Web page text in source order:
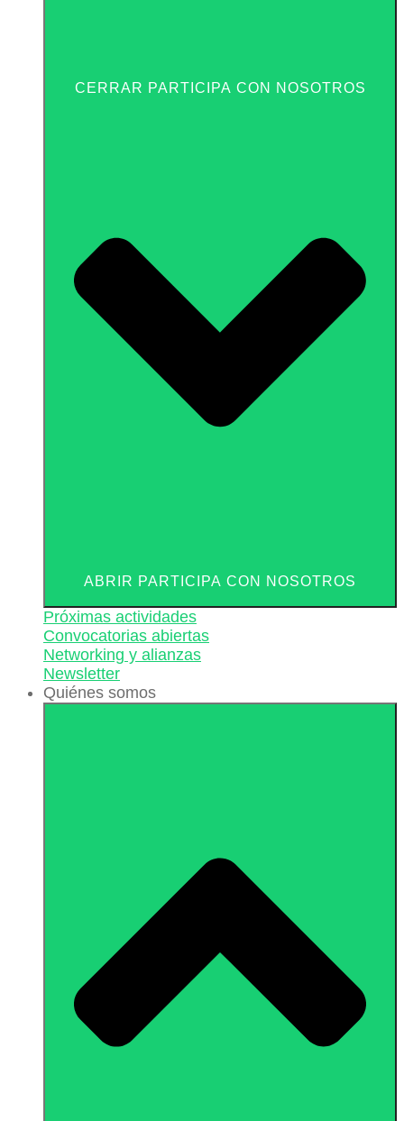
CERRAR PARTICIPA CON NOSOTROS
ABRIR PARTICIPA CON NOSOTROS
Próximas actividades
Convocatorias abiertas
Networking y alianzas
Newsletter
Quiénes somos